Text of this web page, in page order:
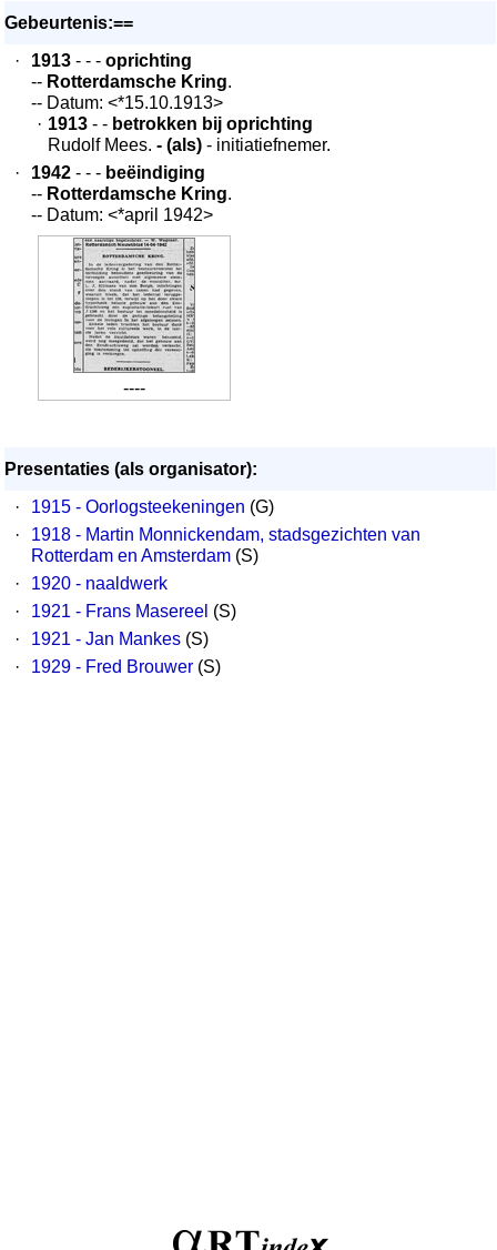
Gebeurtenis:==
·
1913 - - - oprichting
-- Rotterdamsche Kring.
-- Datum: <*15.10.1913>
· 1913 - - betrokken bij oprichting
Rudolf Mees. - (als) - initiatiefnemer.
·
1942 - - - beëindiging
-- Rotterdamsche Kring.
-- Datum: <*april 1942>
----
Presentaties (als organisator):
·
1915 - Oorlogsteekeningen (G)
·
1918 - Martin Monnickendam, stadsgezichten van
Rotterdam en Amsterdam (S)
·
1920 - naaldwerk
·
1921 - Frans Masereel (S)
·
1921 - Jan Mankes (S)
·
1929 - Fred Brouwer (S)